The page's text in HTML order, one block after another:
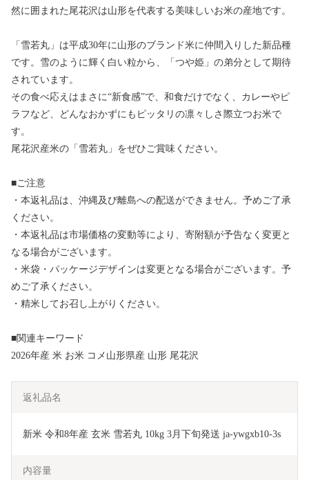
然に囲まれた尾花沢は山形を代表する美味しいお米の産地です。
「雪若丸」は平成30年に山形のブランド米に仲間入りした新品種
です。雪のように輝く白い粒から、「つや姫」の弟分として期待
されています。
その食べ応えはまさに“新食感”で、和食だけでなく、カレーやピ
ラフなど、どんなおかずにもピッタリの凛々しさ際立つお米で
す。
尾花沢産米の「雪若丸」をぜひご賞味ください。
■ご注意
・本返礼品は、沖縄及び離島への配送ができません。予めご了承
ください。
・本返礼品は市場価格の変動等により、寄附額が予告なく変更と
なる場合がございます。
・米袋・パッケージデザインは変更となる場合がございます。予
めご了承ください。
・精米してお召し上がりください。
■関連キーワード
2026年産 米 お米 コメ山形県産 山形 尾花沢
返礼品名
新米 令和8年産 玄米 雪若丸 10kg 3月下旬発送 ja-ywgxb10-3s
内容量